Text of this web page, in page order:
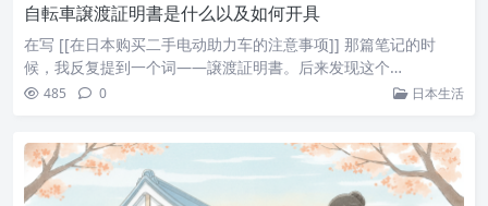
自転車譲渡証明書是什么以及如何开具
在写 [[在日本购买二手电动助力车的注意事项]] 那篇笔记的时
候，我反复提到一个词——譲渡証明書。后来发现这个…
485 0 日本生活